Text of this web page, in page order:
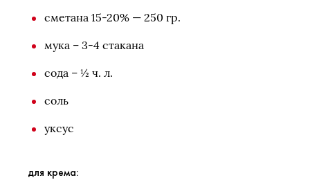
сметана 15-20% — 250 гр.
мука – 3-4 стакана
сода – ½ ч. л.
соль
уксус
для крема: